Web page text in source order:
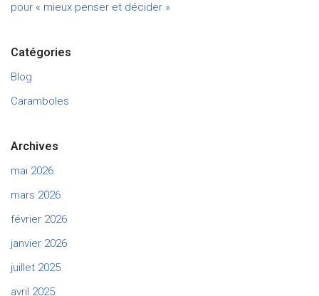
pour « mieux penser et décider »
Catégories
Blog
Caramboles
Archives
mai 2026
mars 2026
février 2026
janvier 2026
juillet 2025
avril 2025